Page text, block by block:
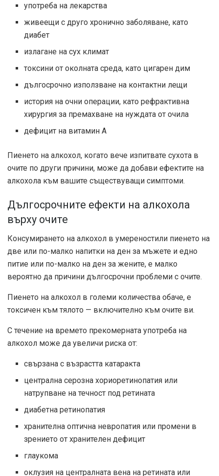
употреба на лекарства
живеещи с друго хронично заболяване, като
диабет
излагане на сух климат
токсини от околната среда, като цигарен дим
дългосрочно използване на контактни лещи
история на очни операции, като рефрактивна
хирургия за премахване на нуждата от очила
дефицит на витамин А
Пиенето на алкохол, когато вече изпитвате сухота в
очите по други причини, може да добави ефектите на
алкохола към вашите съществуващи симптоми.
Дългосрочните ефекти на алкохола
върху очите
Консумирането на алкохол в умереностили пиенето на
две или по-малко напитки на ден за мъжете и едно
питие или по-малко на ден за жените, е малко
вероятно да причини дългосрочни проблеми с очите.
Пиенето на алкохол в големи количества обаче, е
токсичен към тялото — включително към очите ви.
С течение на времето прекомерната употреба на
алкохол може да увеличи риска от:
свързана с възрастта катаракта
централна серозна хориоретинопатия или
натрупване на течност под ретината
диабетна ретинопатия
хранителна оптична невропатия или промени в
зрението от хранителен дефицит
глаукома
оклузия на централната вена на ретината или